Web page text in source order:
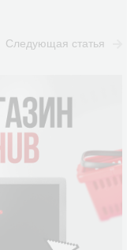
Следующая статья